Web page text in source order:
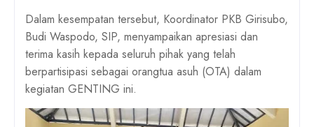
Dalam kesempatan tersebut, Koordinator PKB Girisubo,
Budi Waspodo, SIP, menyampaikan apresiasi dan
terima kasih kepada seluruh pihak yang telah
berpartisipasi sebagai orangtua asuh (OTA) dalam
kegiatan GENTING ini.